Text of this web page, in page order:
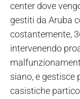
center dove
gestiti da Aruba
costantemente,
intervenendo
siano, e gestisce
casistiche